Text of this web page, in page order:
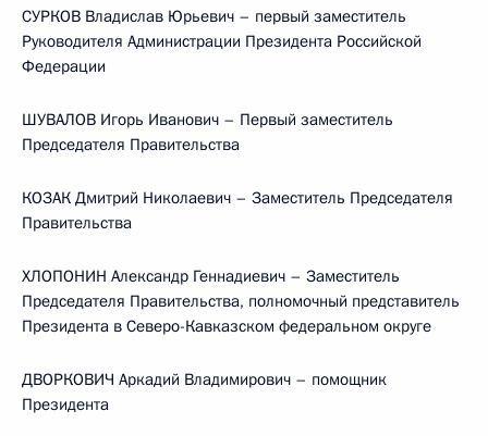
СУРКОВ Владислав Юрьевич – первый заместитель
Руководителя Администрации Президента Российской
Федерации
ШУВАЛОВ Игорь Иванович – Первый заместитель
Председателя Правительства
КОЗАК Дмитрий Николаевич – Заместитель Председателя
Правительства
ХЛОПОНИН Александр Геннадиевич – Заместитель
Председателя Правительства, полномочный представитель
Президента в Северо-Кавказском федеральном округе
ДВОРКОВИЧ Аркадий Владимирович – помощник
Президента